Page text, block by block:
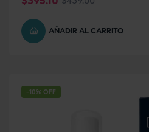
AÑADIR AL CARRITO
-10% OFF